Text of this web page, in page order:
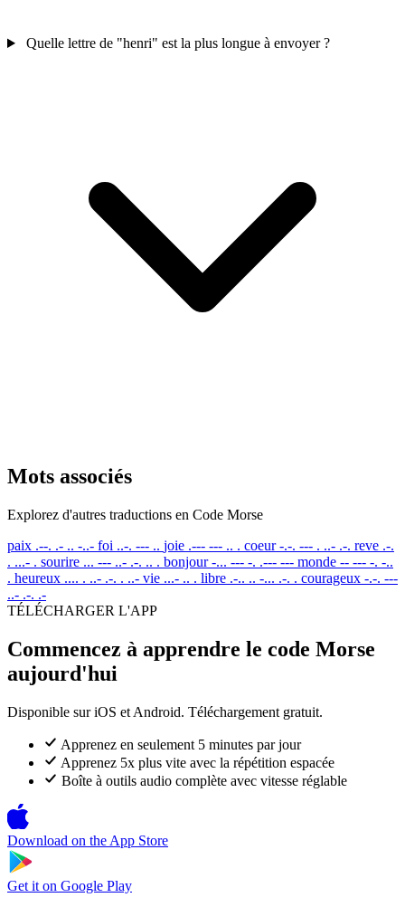
Quelle lettre de "henri" est la plus longue à envoyer ?
Mots associés
Explorez d'autres traductions en Code Morse
paix .--. .- .. -..- foi ..-. --- .. joie .--- --- .. . coeur -.-. --- . ..- .-. reve .-.
. ...- . sourire ... --- ..- .-. .. . bonjour -... --- -. .--- --- monde -- --- -. -..
. heureux .... . ..- .-. . ..- vie ...- .. . libre .-.. .. -... .-. . courageux -.-. ---
..- .-. .-
TÉLÉCHARGER L'APP
Commencez à apprendre le code Morse
aujourd'hui
Disponible sur iOS et Android. Téléchargement gratuit.
Apprenez en seulement 5 minutes par jour
Apprenez 5x plus vite avec la répétition espacée
Boîte à outils audio complète avec vitesse réglable
Download on the App Store
Get it on Google Play